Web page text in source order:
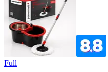
Full